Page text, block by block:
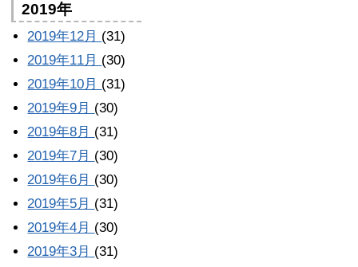
2019年
2019年12月 (31)
2019年11月 (30)
2019年10月 (31)
2019年9月 (30)
2019年8月 (31)
2019年7月 (30)
2019年6月 (30)
2019年5月 (31)
2019年4月 (30)
2019年3月 (31)